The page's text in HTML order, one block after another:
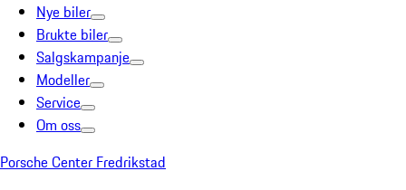
Nye biler
Brukte biler
Salgskampanje
Modeller
Service
Om oss
Porsche Center Fredrikstad